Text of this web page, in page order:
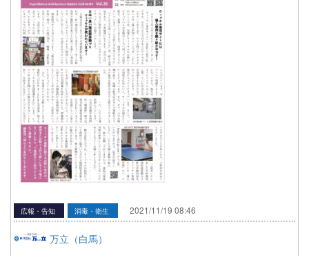
広報・告知 消毒・衛生 2021/11/19 08:46
万立（白馬）